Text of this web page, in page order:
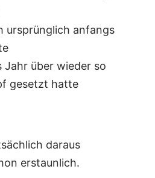
ursprünglich anfangs
Jahr über wieder so
gesetzt hatte
daraus
erstaunlich.